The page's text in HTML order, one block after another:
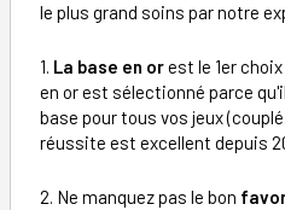
le plus grand soins par notre
1. La base en orest le 1er
en or est sélectionné parce
base pour tous vos jeux
réussite est excellent depuis
2. Ne manquez pas le bon